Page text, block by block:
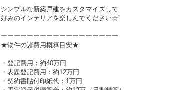
シンプルな新築戸建をカスタマイズして
好みのインテリアを楽しんでください☆”
ーーーーーーーーーーーーーーーーーー
★物件の諸費用概算目安★
・登記費用：約40万円
・表題登記費用：約12万円
・契約書貼付印紙代：1万円